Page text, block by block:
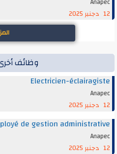
◄
وظائف أخرى في Anapec
Electricien-
Employé de gestion